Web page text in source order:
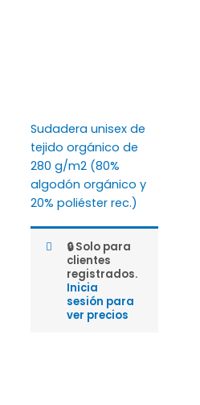
Sudadera unisex de
tejido orgánico de
280 g/m2 (80%
algodón orgánico y
20% poliéster rec.)
🔒 Solo para
clientes
registrados.
Inicia
sesión para
ver precios